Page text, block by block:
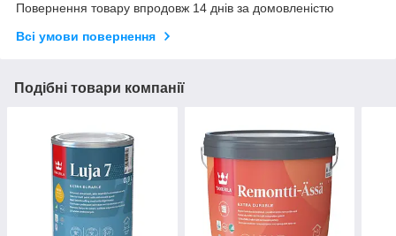
Повернення товару впродовж 14 днів за домовленістю
Всі умови повернення
Подібні товари компанії